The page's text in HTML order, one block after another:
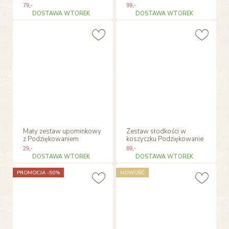
79,-
DOSTAWA WTOREK
99 ,-
DOSTAWA WTOREK
Mały zestaw upominkowy
z Podziękowaniem
29,-
DOSTAWA WTOREK
Zestaw słodkości w
koszyczku Podziękowanie
89 ,-
DOSTAWA WTOREK
PROMOCJA -50% NOWOŚĆ